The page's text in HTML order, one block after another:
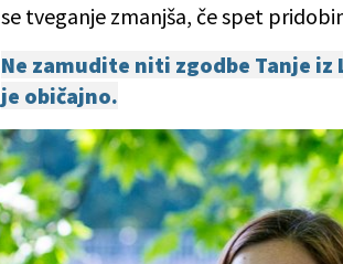
se tveganje zmanjša, če spet
Ne zamudite niti zgodbe Tanje
je običajno.